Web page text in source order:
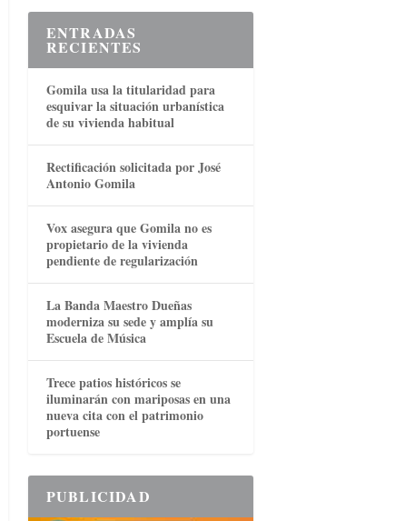
ENTRADAS
RECIENTES
Gomila usa la titularidad para
esquivar la situación urbanística
de su vivienda habitual
Rectificación solicitada por José
Antonio Gomila
Vox asegura que Gomila no es
propietario de la vivienda
pendiente de regularización
La Banda Maestro Dueñas
moderniza su sede y amplía su
Escuela de Música
Trece patios históricos se
iluminarán con mariposas en una
nueva cita con el patrimonio
portuense
PUBLICIDAD